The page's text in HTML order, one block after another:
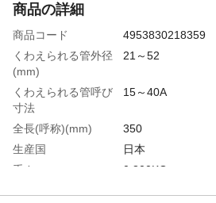
商品の詳細
商品コード
4953830218359
くわえられる管外径
(mm)
21～52
くわえられる管呼び
寸法
15～40A
全長(呼称)(mm)
350
生産国
日本
重さ
0.800KG